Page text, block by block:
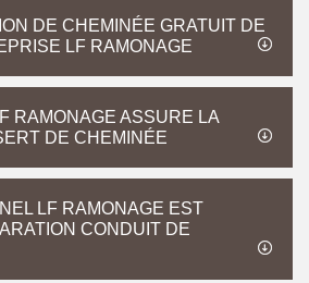
DE CHEMINÉE GRATUIT DE
LF RAMONAGE
RAMONAGE ASSURE LA
DE CHEMINÉE
LF RAMONAGE EST
CONDUIT DE